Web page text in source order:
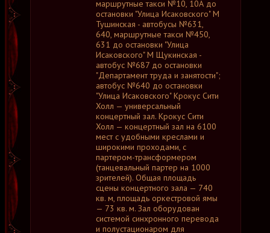
маршрутные такси №10, 10А до
остановки "Улица Исаковского" М
Тушинская - автобусы №631,
640, маршрутные такси №450,
631 до остановки "Улица
Исаковского" М Щукинская -
автобус №687 до остановки
"Департамент труда и занятости";
автобус №640 до остановки
"Улица Исаковского" Крокус Сити
Холл — универсальный
концертный зал. Крокус Сити
Холл — концертный зал на 6100
мест с удобными креслами и
широкими проходами, с
партером-трансформером
(танцевальный партер на 1000
зрителей). Общая площадь
сцены концертного зала — 740
кв. м, площадь оркестровой ямы
— 73 кв. м. Зал оборудован
системой синхронного перевода
и полустационаром для